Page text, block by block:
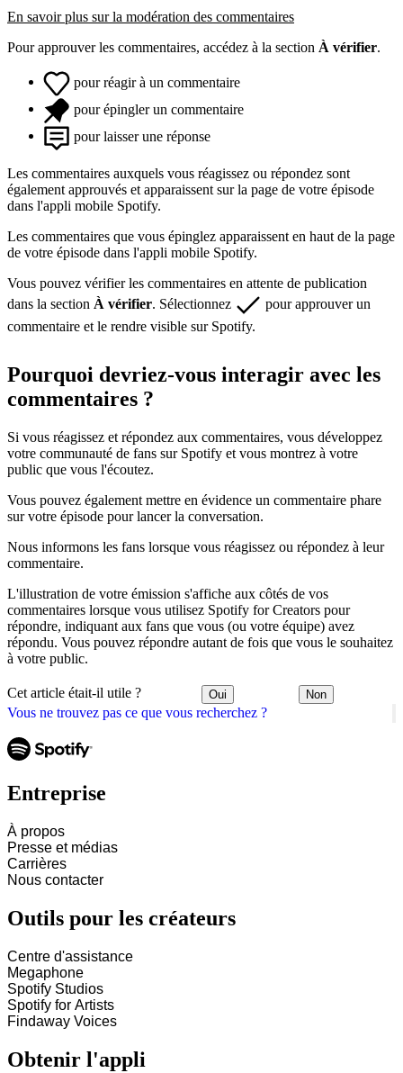
Vous ne trouvez pas ce que vous recherchez ?
En savoir plus sur la modération des commentaires
Pour approuver les commentaires, accédez à la section À vérifier.
pour réagir à un commentaire
pour épingler un commentaire
pour laisser une réponse
Les commentaires auxquels vous réagissez ou répondez sont
également approuvés et apparaissent sur la page de votre épisode
dans l'appli mobile Spotify.
Les commentaires que vous épinglez apparaissent en haut de la page
de votre épisode dans l'appli mobile Spotify.
Vous pouvez vérifier les commentaires en attente de publication
dans la section À vérifier . Sélectionnez
pour approuver un
commentaire et le rendre visible sur Spotify.
Pourquoi devriez-vous interagir avec les
commentaires ?
Si vous réagissez et répondez aux commentaires, vous développez
votre communauté de fans sur Spotify et vous montrez à votre
public que vous l'écoutez.
Vous pouvez également mettre en évidence un commentaire phare
sur votre épisode pour lancer la conversation.
Nous informons les fans lorsque vous réagissez ou répondez à leur
commentaire.
L'illustration de votre émission s'affiche aux côtés de vos
commentaires lorsque vous utilisez Spotify for Creators pour
répondre, indiquant aux fans que vous (ou votre équipe) avez
répondu. Vous pouvez répondre autant de fois que vous le souhaitez
à votre public.
Cet article était-il utile ? Oui Non
Entreprise
À propos
Presse et médias
Carrières
Nous contacter
Outils pour les créateurs
Centre d'assistance
Megaphone
Spotify Studios
Spotify for Artists
Findaway Voices
Obtenir l'appli